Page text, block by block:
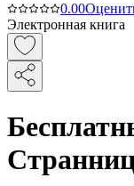
0.00
Электронная книга